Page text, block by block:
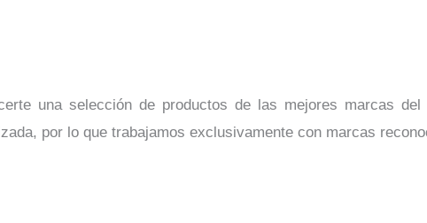
una selección de productos de las mejores marcas
por lo que trabajamos exclusivamente con marcas